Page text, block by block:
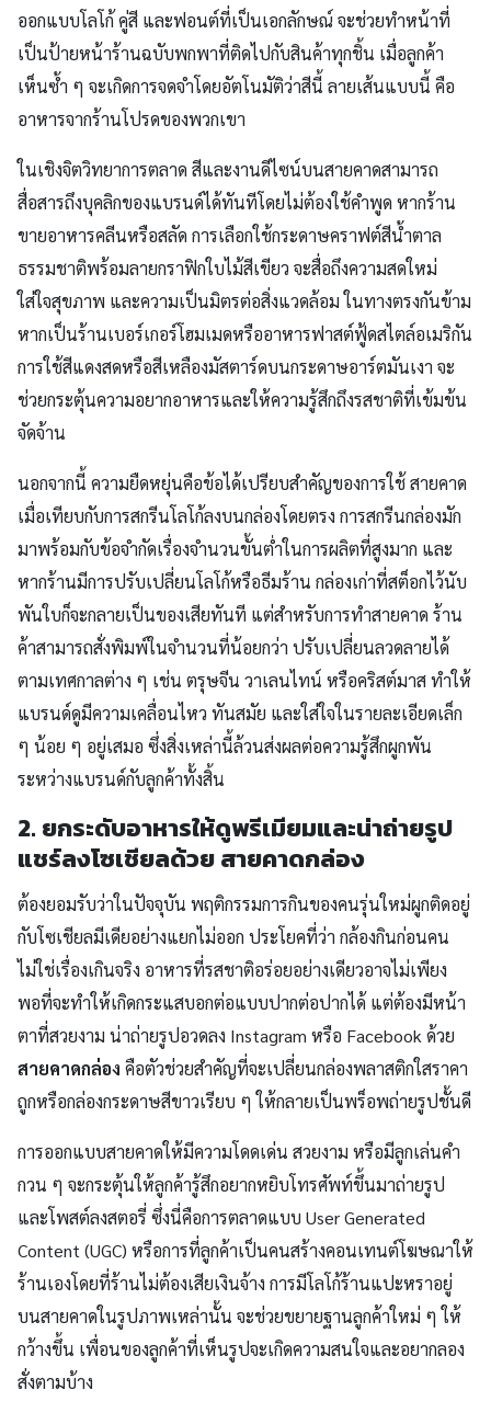
ออกแบบโลโก้ คู่สี และฟอนต์ที่เป็นเอกลักษณ์ จะช่วยทำหน้าที่
เป็นป้ายหน้าร้านฉบับพกพาที่ติดไปกับสินค้าทุกชิ้น เมื่อลูกค้า
เห็นซ้ำ ๆ จะเกิดการจดจำโดยอัตโนมัติว่าสีนี้ ลายเส้นแบบนี้ คือ
อาหารจากร้านโปรดของพวกเขา
ในเชิงจิตวิทยาการตลาด สีและงานดีไซน์บนสายคาดสามารถ
สื่อสารถึงบุคลิกของแบรนด์ได้ทันทีโดยไม่ต้องใช้คำพูด หากร้าน
ขายอาหารคลีนหรือสลัด การเลือกใช้กระดาษคราฟต์สีน้ำตาล
ธรรมชาติพร้อมลายกราฟิกใบไม้สีเขียว จะสื่อถึงความสดใหม่
ใส่ใจสุขภาพ และความเป็นมิตรต่อสิ่งแวดล้อม ในทางตรงกันข้าม
หากเป็นร้านเบอร์เกอร์โฮมเมดหรืออาหารฟาสต์ฟู้ดสไตล์อเมริกัน
การใช้สีแดงสดหรือสีเหลืองมัสตาร์ดบนกระดาษอาร์ตมันเงา จะ
ช่วยกระตุ้นความอยากอาหารและให้ความรู้สึกถึงรสชาติที่เข้มข้น
จัดจ้าน
นอกจากนี้ ความยืดหยุ่นคือข้อได้เปรียบสำคัญของการใช้ สายคาด
เมื่อเทียบกับการสกรีนโลโก้ลงบนกล่องโดยตรง การสกรีนกล่องมัก
มาพร้อมกับข้อจำกัดเรื่องจำนวนขั้นต่ำในการผลิตที่สูงมาก และ
หากร้านมีการปรับเปลี่ยนโลโก้หรือธีมร้าน กล่องเก่าที่สต็อกไว้นับ
พันใบก็จะกลายเป็นของเสียทันที แต่สำหรับการทำสายคาด ร้าน
ค้าสามารถสั่งพิมพ์ในจำนวนที่น้อยกว่า ปรับเปลี่ยนลวดลายได้
ตามเทศกาลต่าง ๆ เช่น ตรุษจีน วาเลนไทน์ หรือคริสต์มาส ทำให้
แบรนด์ดูมีความเคลื่อนไหว ทันสมัย และใส่ใจในรายละเอียดเล็ก
ๆ น้อย ๆ อยู่เสมอ ซึ่งสิ่งเหล่านี้ล้วนส่งผลต่อความรู้สึกผูกพัน
ระหว่างแบรนด์กับลูกค้าทั้งสิ้น
2. ยกระดับอาหารให้ดูพรีเมียมและน่าถ่ายรูป
แชร์ลงโซเชียลด้วย สายคาดกล่อง
ต้องยอมรับว่าในปัจจุบัน พฤติกรรมการกินของคนรุ่นใหม่ผูกติดอยู่
กับโซเชียลมีเดียอย่างแยกไม่ออก ประโยคที่ว่า กล้องกินก่อนคน
ไม่ใช่เรื่องเกินจริง อาหารที่รสชาติอร่อยอย่างเดียวอาจไม่เพียง
พอที่จะทำให้เกิดกระแสบอกต่อแบบปากต่อปากได้ แต่ต้องมีหน้า
ตาที่สวยงาม น่าถ่ายรูปอวดลง Instagram หรือ Facebook ด้วย
สายคาดกล่อง คือตัวช่วยสำคัญที่จะเปลี่ยนกล่องพลาสติกใสราคา
ถูกหรือกล่องกระดาษสีขาวเรียบ ๆ ให้กลายเป็นพร็อพถ่ายรูปชั้นดี
การออกแบบสายคาดให้มีความโดดเด่น สวยงาม หรือมีลูกเล่นคำ
กวน ๆ จะกระตุ้นให้ลูกค้ารู้สึกอยากหยิบโทรศัพท์ขึ้นมาถ่ายรูป
และโพสต์ลงสตอรี่ ซึ่งนี่คือการตลาดแบบ User Generated
Content (UGC) หรือการที่ลูกค้าเป็นคนสร้างคอนเทนต์โฆษณาให้
ร้านเองโดยที่ร้านไม่ต้องเสียเงินจ้าง การมีโลโก้ร้านแปะหราอยู่
บนสายคาดในรูปภาพเหล่านั้น จะช่วยขยายฐานลูกค้าใหม่ ๆ ให้
กว้างขึ้น เพื่อนของลูกค้าที่เห็นรูปจะเกิดความสนใจและอยากลอง
สั่งตามบ้าง